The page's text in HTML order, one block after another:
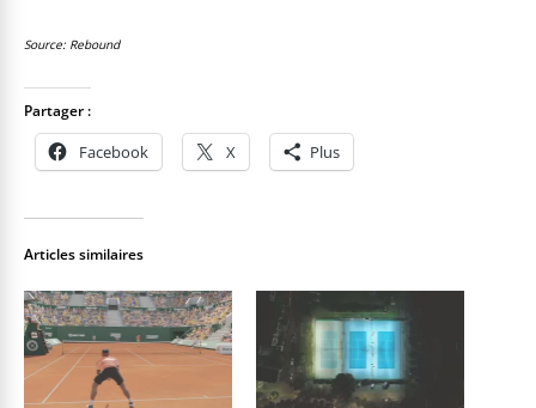
Source: Rebound
Partager :
Facebook X Plus
Articles similaires